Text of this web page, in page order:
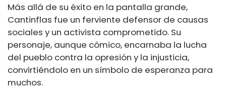
Más allá de su éxito en la pantalla grande,
Cantinflas fue un ferviente defensor de causas
sociales y un activista comprometido. Su
personaje, aunque cómico, encarnaba la lucha
del pueblo contra la opresión y la injusticia,
convirtiéndolo en un símbolo de esperanza para
muchos.